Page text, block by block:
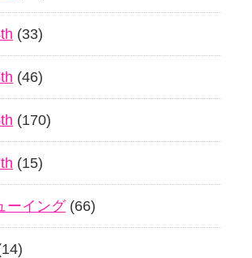
(33)
(46)
(170)
(15)
ーイング(66)